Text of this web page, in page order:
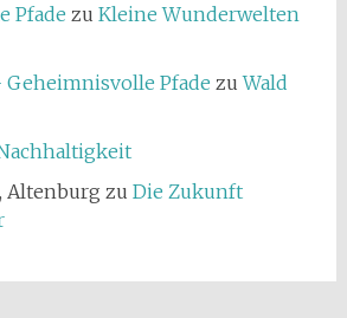
Pfade zu Kleine Wunderwelten
Pfade zuWald
Altenburg zu Die Zukunft